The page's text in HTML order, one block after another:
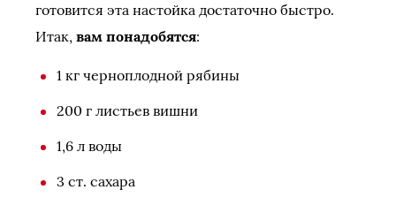
готовится эта настойка достаточно быстро.
Итак, вам понадобятся:
1 кг черноплодной рябины
200 г листьев вишни
1,6 л воды
3 ст. сахара